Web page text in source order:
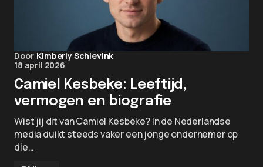
Door Kimberly Schievink
18 april 2026
Camiel Kesbeke: Leeftijd,
vermogen en biografie
Wist jij dit van Camiel Kesbeke? In de Nederlandse
media duikt steeds vaker een jonge ondernemer op
die…